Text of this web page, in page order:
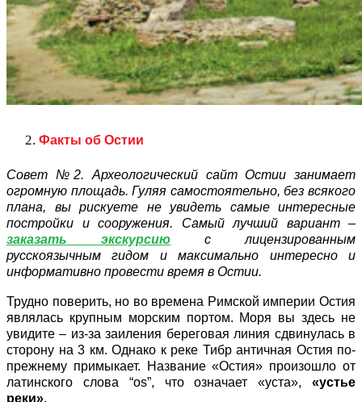
Факты об Остии
Совет №2. Археологический сайт Остии занимает
огромную площадь. Гуляя самостоятельно, без всякого
плана, вы рискуете не увидеть самые интересные
постройки и сооружения. Самый лучший вариант –
заказать экскурсию с лицензированным
русскоязычным гидом и максимально интересно и
информативно провести время в Остии.
Трудно поверить, но во времена Римской империи Остия
являлась крупным морским портом. Моря вы здесь не
увидите – из-за заиления береговая линия сдвинулась в
сторону на 3 км. Однако к реке Тибр античная Остия по-
прежнему примыкает. Название «Остия» произошло от
латинского слова “os”, что означает «уста», «устье
реки».